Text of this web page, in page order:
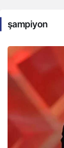
şampiyon